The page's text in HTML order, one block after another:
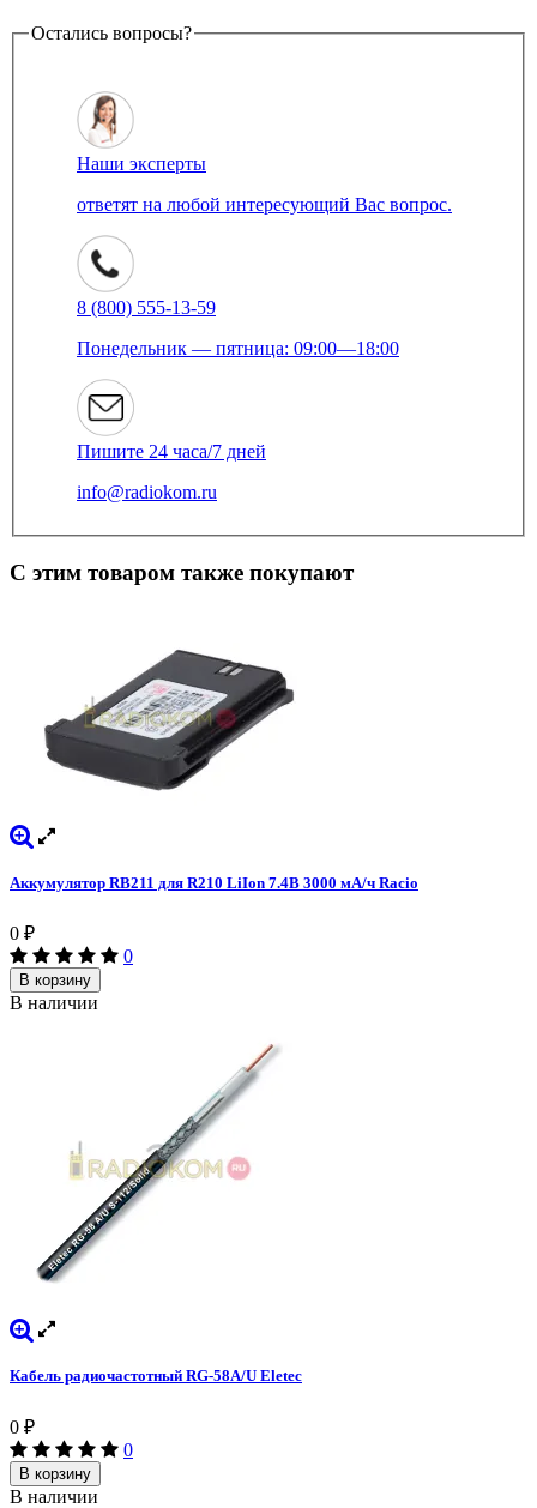
Остались вопросы?
Наши эксперты
ответят на любой интересующий Вас вопрос.
8 (800) 555-13-59
Понедельник — пятница: 09:00—18:00
Пишите 24 часа/7 дней
info@radiokom.ru
С этим товаром также покупают
Аккумулятор RB211 для R210 LiIon 7.4В 3000 мА/ч Racio
0 ₽
0
В корзину
В наличии
Кабель радиочастотный RG-58A/U Eletec
0 ₽
0
В корзину
В наличии